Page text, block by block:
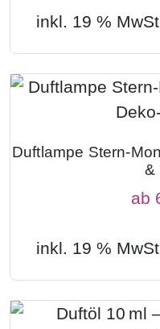
inkl. 19 %
Duftlampe Stern-
&
ab
inkl. 19 %